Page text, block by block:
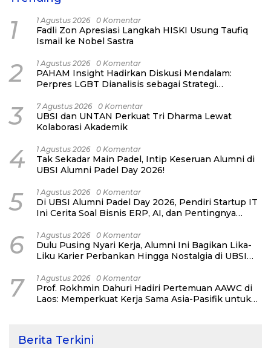
1 1 Agustus 2026 0 Komentar
Fadli Zon Apresiasi Langkah HISKI Usung Taufiq
Ismail ke Nobel Sastra
2 1 Agustus 2026 0 Komentar
PAHAM Insight Hadirkan Diskusi Mendalam:
Perpres LGBT Dianalisis sebagai Strategi
3 7 Agustus 2026 0 Komentar
UBSI dan UNTAN Perkuat Tri Dharma Lewat
Kolaborasi Akademik
4 1 Agustus 2026 0 Komentar
Tak Sekadar Main Padel, Intip Keseruan Alumni di
UBSI Alumni Padel Day 2026!
5 1 Agustus 2026 0 Komentar
Di UBSI Alumni Padel Day 2026, Pendiri Startup IT
Ini Cerita Soal Bisnis ERP, AI, dan Pentingnya
6 1 Agustus 2026 0 Komentar
Dulu Pusing Nyari Kerja, Alumni Ini Bagikan Lika-
Liku Karier Perbankan Hingga Nostalgia di UBSI
7 1 Agustus 2026 0 Komentar
Prof. Rokhmin Dahuri Hadiri Pertemuan AAWC di
Laos: Memperkuat Kerja Sama Asia-Pasifik untuk
Berita Terkini